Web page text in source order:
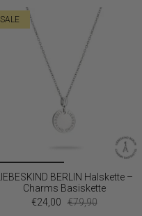
SALE
LIEBESKIND BERLIN Halskette –
Charms Basiskette
€24,00 €79,90